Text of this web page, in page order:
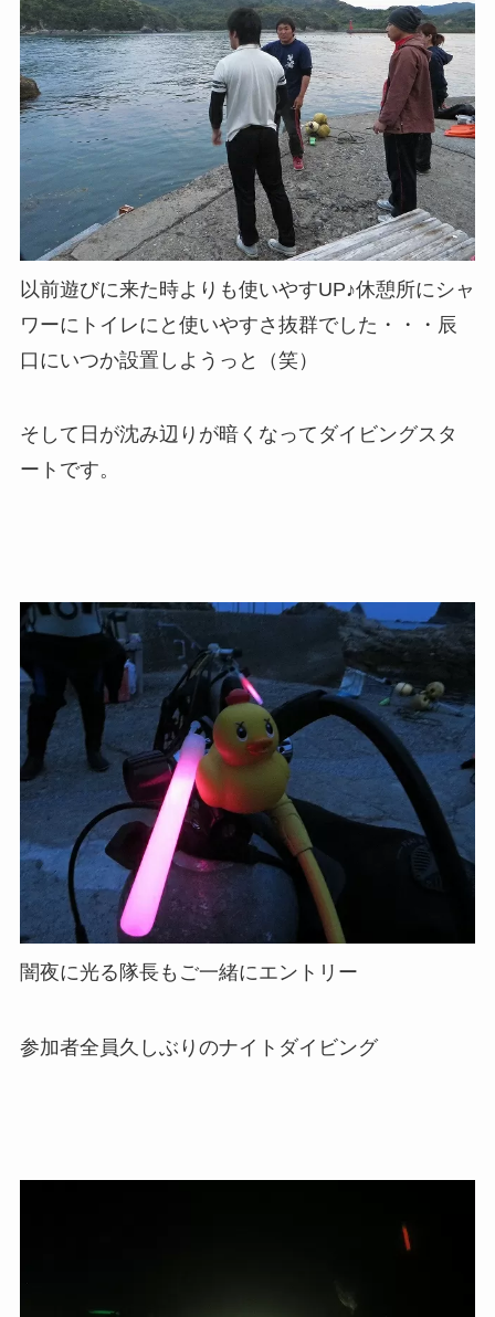
以前遊びに来た時よりも使いやすUP♪休憩所にシャ
ワーにトイレにと使いやすさ抜群でした・・・辰
口にいつか設置しようっと（笑）
そして日が沈み辺りが暗くなってダイビングスタ
ートです。
闇夜に光る隊長もご一緒にエントリー
参加者全員久しぶりのナイトダイビング